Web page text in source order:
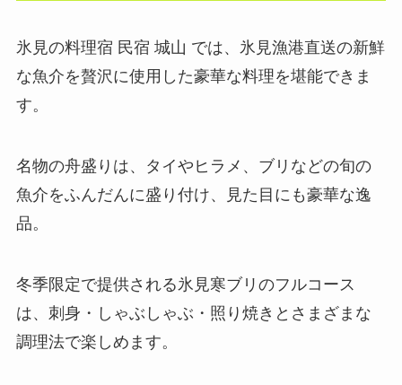
氷見の料理宿 民宿 城山 では、氷見漁港直送の新鮮
な魚介を贅沢に使用した豪華な料理を堪能できま
す。
名物の舟盛りは、タイやヒラメ、ブリなどの旬の
魚介をふんだんに盛り付け、見た目にも豪華な逸
品。
冬季限定で提供される氷見寒ブリのフルコース
は、刺身・しゃぶしゃぶ・照り焼きとさまざまな
調理法で楽しめます。